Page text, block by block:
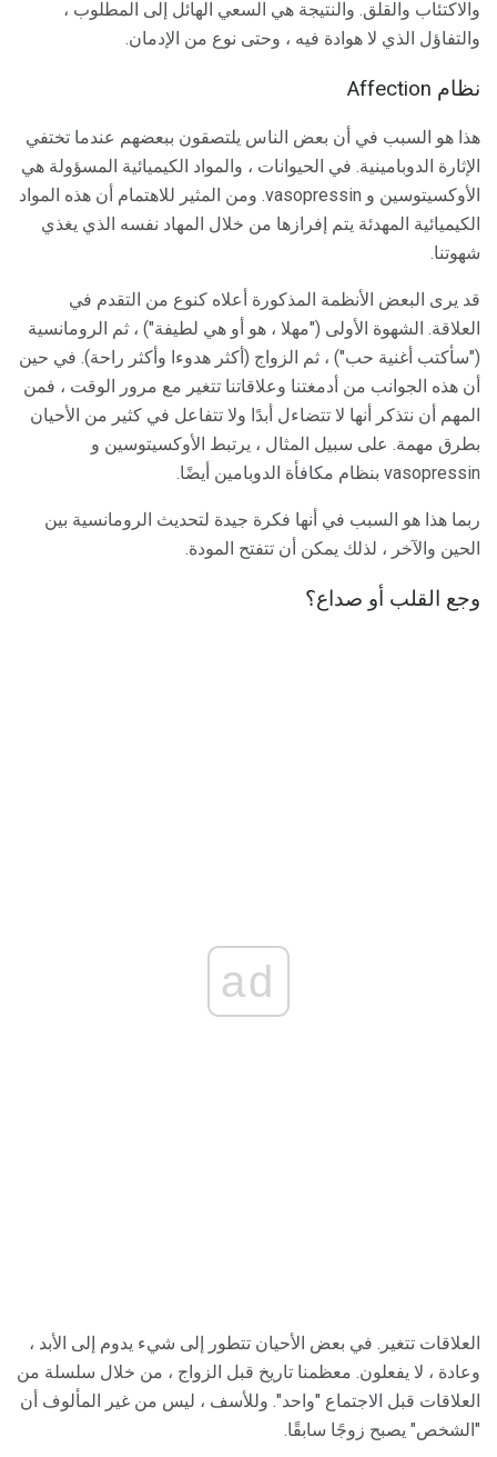
والاكتئاب والقلق. والنتيجة هي السعي الهائل إلى المطلوب ،
والتفاؤل الذي لا هوادة فيه ، وحتى نوع من الإدمان.
نظام Affection
هذا هو السبب في أن بعض الناس يلتصقون ببعضهم عندما تختفي
الإثارة الدوبامينية. في الحيوانات ، والمواد الكيميائية المسؤولة هي
الأوكسيتوسين و vasopressin. ومن المثير للاهتمام أن هذه المواد
الكيميائية المهدئة يتم إفرازها من خلال المهاد نفسه الذي يغذي
شهوتنا.
قد يرى البعض الأنظمة المذكورة أعلاه كنوع من التقدم في
العلاقة. الشهوة الأولى ("مهلا ، هو أو هي لطيفة") ، ثم الرومانسية
("سأكتب أغنية حب") ، ثم الزواج (أكثر هدوءا وأكثر راحة). في حين
أن هذه الجوانب من أدمغتنا وعلاقاتنا تتغير مع مرور الوقت ، فمن
المهم أن نتذكر أنها لا تتضاءل أبدًا ولا تتفاعل في كثير من الأحيان
بطرق مهمة. على سبيل المثال ، يرتبط الأوكسيتوسين و
vasopressin بنظام مكافأة الدوبامين أيضًا.
ربما هذا هو السبب في أنها فكرة جيدة لتحديث الرومانسية بين
الحين والآخر ، لذلك يمكن أن تتفتح المودة.
وجع القلب أو صداع؟
ad
العلاقات تتغير. في بعض الأحيان تتطور إلى شيء يدوم إلى الأبد ،
وعادة ، لا يفعلون. معظمنا تاريخ قبل الزواج ، من خلال سلسلة من
العلاقات قبل الاجتماع "واحد". وللأسف ، ليس من غير المألوف أن
"الشخص" يصبح زوجًا سابقًا.